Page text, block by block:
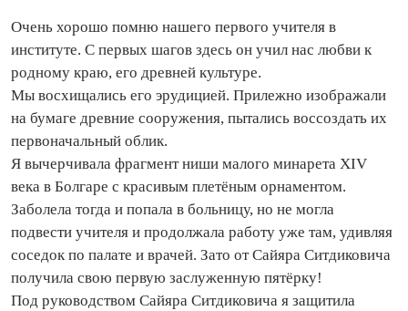
Очень хорошо помню нашего первого учителя в
институте. С первых шагов здесь он учил нас любви к
родному краю, его древней культуре.
Мы восхищались его эрудицией. Прилежно изображали
на бумаге древние сооружения, пытались воссоздать их
первоначальный облик.
Я вычерчивала фрагмент ниши малого минарета XIV
века в Болгаре с красивым плетёным орнаментом.
Заболела тогда и попала в больницу, но не могла
подвести учителя и продолжала работу уже там, удивляя
соседок по палате и врачей. Зато от Сайяра Ситдиковича
получила свою первую заслуженную пятёрку!
Под руководством Сайяра Ситдиковича я защитила